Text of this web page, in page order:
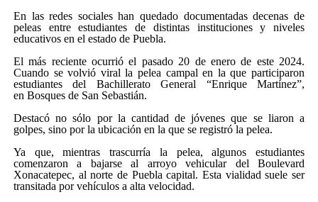
En las redes sociales han quedado documentadas decenas de
peleas entre estudiantes de distintas instituciones y niveles
educativos en el estado de Puebla.
El más reciente ocurrió el pasado 20 de enero de este 2024.
Cuando se volvió viral la pelea campal en la que participaron
estudiantes del Bachillerato General “Enrique Martínez”,
en Bosques de San Sebastián.
Destacó no sólo por la cantidad de jóvenes que se liaron a
golpes, sino por la ubicación en la que se registró la pelea.
Ya que, mientras trascurría la pelea, algunos estudiantes
comenzaron a bajarse al arroyo vehicular del Boulevard
Xonacatepec, al norte de Puebla capital. Esta vialidad suele ser
transitada por vehículos a alta velocidad.